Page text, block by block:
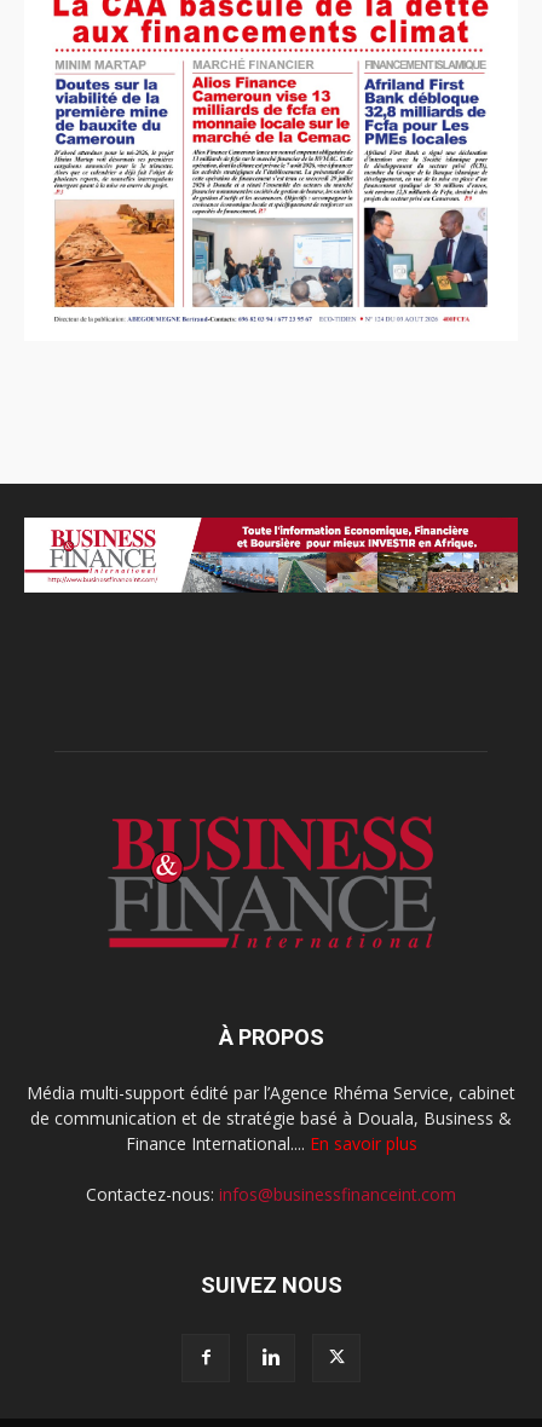
À PROPOS
Média multi-support édité par l’Agence Rhéma Service, cabinet
de communication et de stratégie basé à Douala, Business &
Finance International.... En savoir plus
Contactez-nous: infos@businessfinanceint.com
SUIVEZ NOUS